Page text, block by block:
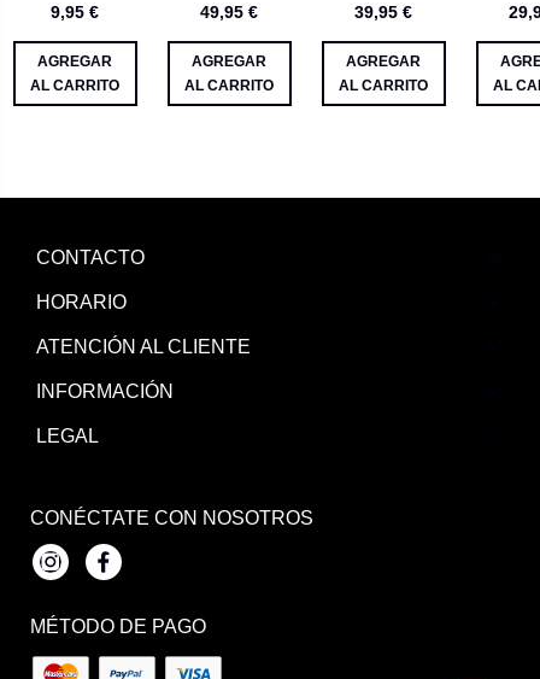
9,95 €
AGREGAR
AL CARRITO
REPARADOR
49,95 €
AGREGAR
AL CARRITO
CUERO CABELLUDO
39,95 €
AGREGAR
AL CARRITO
AL
CONTACTO
HORARIO
ATENCIÓN AL CLIENTE
INFORMACIÓN
LEGAL
CONÉCTATE CON NOSOTROS
InstagramFacebook
MÉTODO DE PAGO